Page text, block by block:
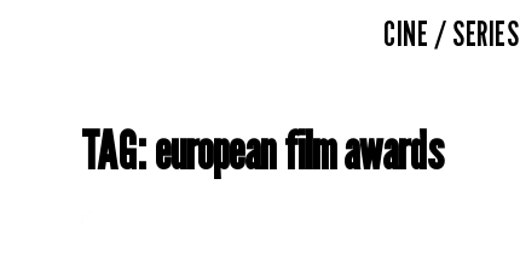
CINE / SERIES
TAG: european film awards